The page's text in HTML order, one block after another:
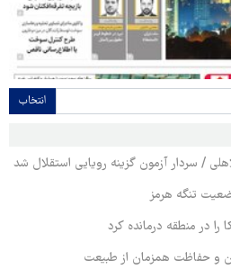
انتخاب
/ سردار آزمون گزینه رویایی استقلال شد
تنگه هرمز
در منطقه درمانده کرد
و حفاظت همزمان از طبیعت